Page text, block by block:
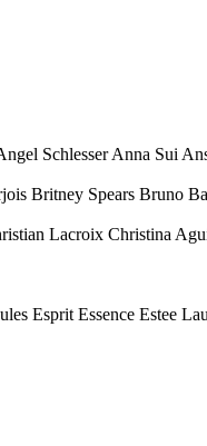
Schlesser Anna Sui
Britney Spears Bruno
Lacroix Christina
Esprit Essence Estee